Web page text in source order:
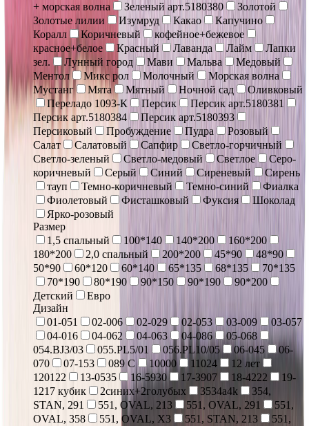
+ морская волна
Зеленый арт.5180380
Золотой
Золотые лилии
Изумруд Какао
Капучино
Коралл
Коричневый
кофейное+бежевое
красное+белое
Красный Лаванда Лайм
Лапки
зел.
Лунный город Мави Мальва
Медовый
Ментол
Микс рол Молочный
Морская волна
Мустанг
Мята Мятный Ночной сад
Оливковый
Переладо 1093-К
Персик
Персик арт.5180381
Персик арт.5180384
Персик арт.5180393
Персиковый
Пробуждение Пудра
Розовый
Салат
Салатовый Сапфир
Светло-горчичный
Светло-зеленый
Светло-медовый Светлое
Серо-
коричневый
Серый Синий Сиреневый
Сирень
тауп
Темно-коричневый Темно-синий
Фиалка
Фиолетовый
Фисташковый Фуксия
Шоколад
Ярко-розовый
Размер
1,5 спальный
100*140 140*200
160*200
180*200
2,0 спальный 200*200 45*90
48*90
50*90
60*120 60*140 65*135 68*135
70*135
70*190
80*190 90*150 90*190
90*200
Детский
Евро
Дизайн
01-051
02-006 02-029 02-053 03-009
03-057
04-016
04-062 04-063 04-086
05-068
054.BJ3/03
055.PL5/01 056.PL10/05 06-045
06-
070
07-153 089 С 10000 11024
12 лет
120122
13-0535 16-5930 17-3907 18-4222
19-
1217 кубик
2синих+2голубых 3534a4k
354,
STAN, 291
551, OVAL, 213 551, OVAL, 291
551,
OVAL, 358
551, OVAL, X3 551, STAN, 213
551,